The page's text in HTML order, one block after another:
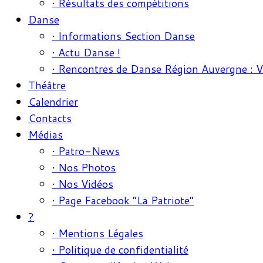
• Résultats des compétitions
Danse
• Informations Section Danse
• Actu Danse !
• Rencontres de Danse Région Auvergne :
Théâtre
Calendrier
Contacts
Médias
• Patro-News
• Nos Photos
• Nos Vidéos
• Page Facebook “La Patriote”
?
• Mentions Légales
• Politique de confidentialité